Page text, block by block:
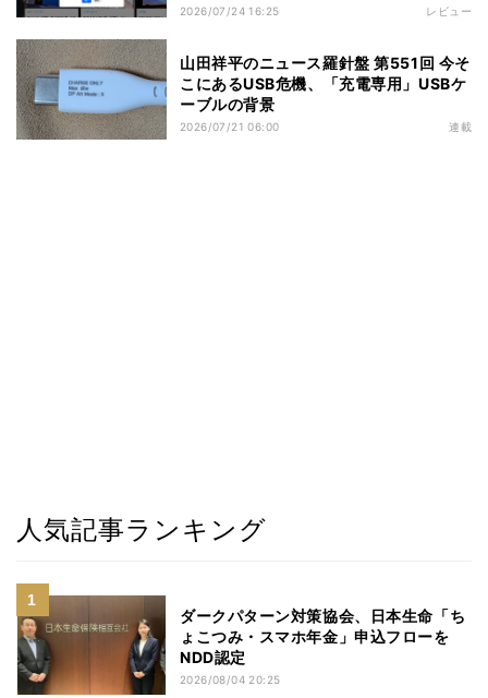
2026/07/24 16:25 レビュー
山田祥平のニュース羅針盤 第551回 今そ
こにあるUSB危機、「充電専用」USBケ
ーブルの背景
2026/07/21 06:00 連載
人気記事ランキング
ダークパターン対策協会、日本生命「ち
ょこつみ・スマホ年金」申込フローを
NDD認定
2026/08/04 20:25